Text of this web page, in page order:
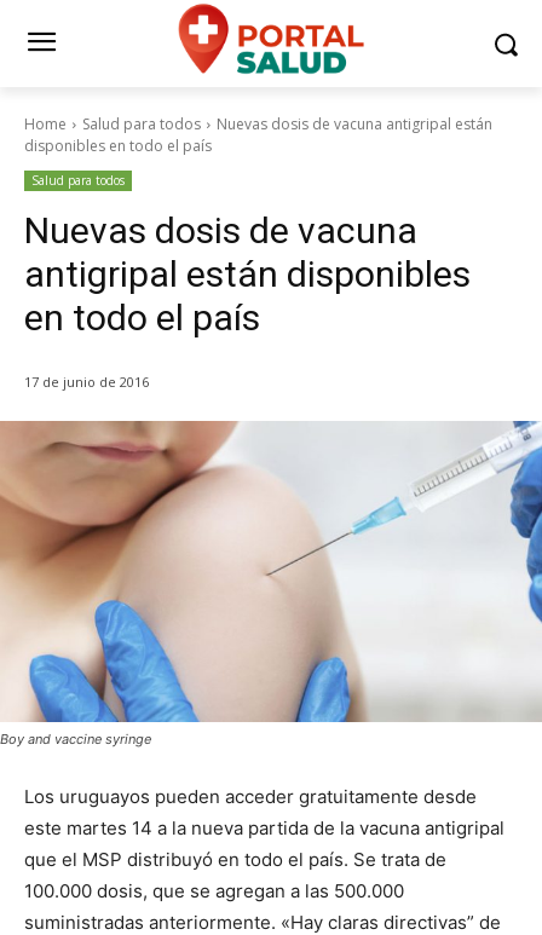
Home Salud para todos
Nuevas dosis de vacuna antigripal están
disponibles en todo el país
Salud para todos
Nuevas dosis de vacuna
antigripal están disponibles
en todo el país
17 de junio de 2016
Boy and vaccine syringe
Los uruguayos pueden acceder gratuitamente desde
este martes 14 a la nueva partida de la vacuna antigripal
que el MSP distribuyó en todo el país. Se trata de
100.000 dosis, que se agregan a las 500.000
suministradas anteriormente. «Hay claras directivas” de